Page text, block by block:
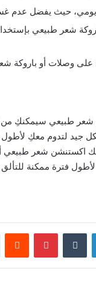
حيث يفضل عدم
شعر طبيعي بإستخدام
على وصلات أو
شعر طبيعي سيمكنكِ
جيد لتدوم معكِ
اكستنشن شعر طبيعي
لأطول فترة ممكنة
لينكدإن بينتيريست